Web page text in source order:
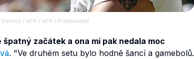
/ AFP / AFP / Profimedia)
začátek a ona mi pak nedala moc
. "Ve druhém setu bylo hodně šancí a gamebolů.